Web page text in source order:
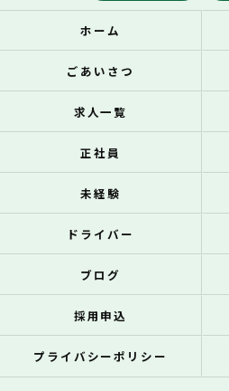
ホーム
ごあいさつ
求人一覧
正社員
未経験
ドライバー
ブログ
採用申込
プライバシーポリシー